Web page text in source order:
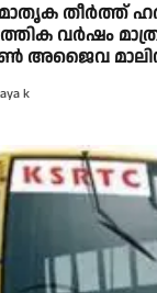
മാതൃക തീര്‍ത്ത്
വര്‍ഷം
ടണ്‍ അജൈവ
k